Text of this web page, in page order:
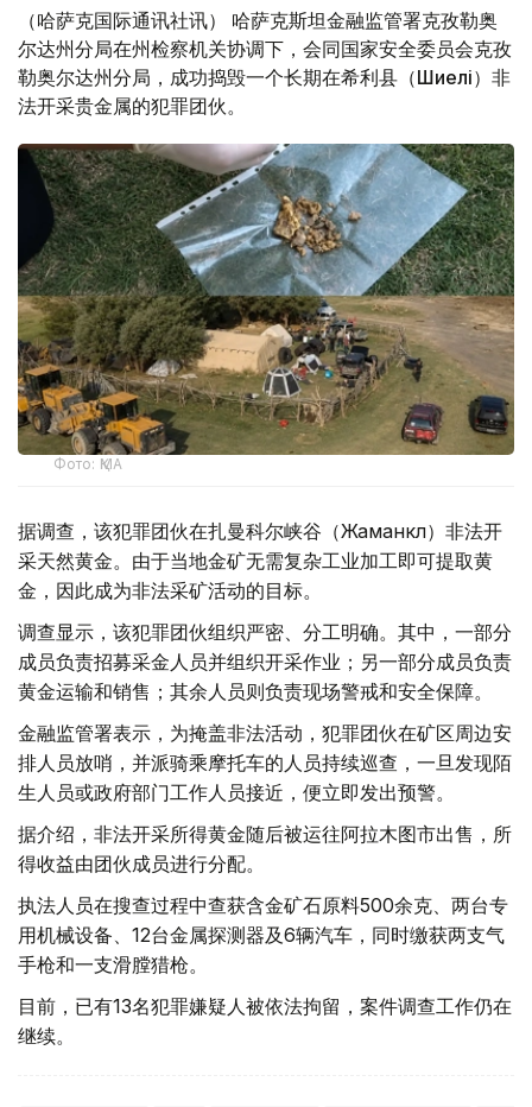
（哈萨克国际通讯社讯） 哈萨克斯坦金融监管署克孜勒奥
尔达州分局在州检察机关协调下，会同国家安全委员会克孜
勒奥尔达州分局，成功捣毁一个长期在希利县（Шиелі）非
法开采贵金属的犯罪团伙。
Фото: ҚМА
据调查，该犯罪团伙在扎曼科尔峡谷（Жаманкөл）非法开
采天然黄金。由于当地金矿无需复杂工业加工即可提取黄
金，因此成为非法采矿活动的目标。
调查显示，该犯罪团伙组织严密、分工明确。其中，一部分
成员负责招募采金人员并组织开采作业；另一部分成员负责
黄金运输和销售；其余人员则负责现场警戒和安全保障。
金融监管署表示，为掩盖非法活动，犯罪团伙在矿区周边安
排人员放哨，并派骑乘摩托车的人员持续巡查，一旦发现陌
生人员或政府部门工作人员接近，便立即发出预警。
据介绍，非法开采所得黄金随后被运往阿拉木图市出售，所
得收益由团伙成员进行分配。
执法人员在搜查过程中查获含金矿石原料500余克、两台专
用机械设备、12台金属探测器及6辆汽车，同时缴获两支气
手枪和一支滑膛猎枪。
目前，已有13名犯罪嫌疑人被依法拘留，案件调查工作仍在
继续。